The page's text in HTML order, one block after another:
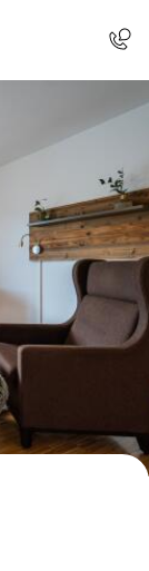
Auf der Karte anzeigen